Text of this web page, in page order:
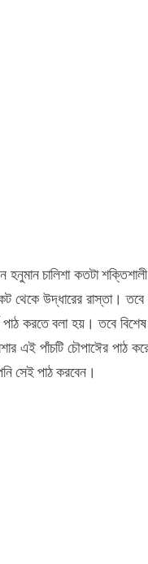
হনুমান চালিশা কতটা
থেকে উদ্ধারের রাস্তা। তবে
পাঠ করতে বলা হয়। তবে বিশেষ
এই পাঁচটি চৌপাঈের পাঠ
সেই পাঠ করবেন।